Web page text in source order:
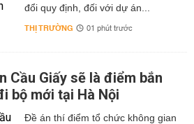
đổi quy định, đối với dự án...
THỊ TRƯỜNG 01 phút trước
Cầu Giấy sẽ là điểm bắn
bộ mới tại Hà Nội
Đề án thí điểm tổ chức không gian